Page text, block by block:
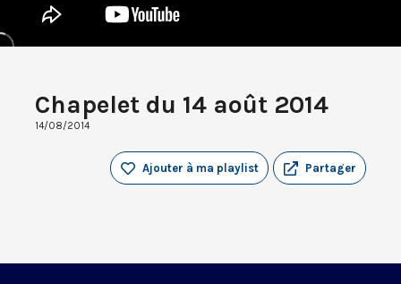
Chapelet du 14 août 2014
14/08/2014
Partager
Ajouter à ma playlist